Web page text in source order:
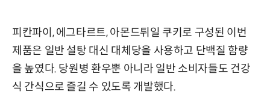
피칸파이, 에그타르트, 아몬드튀일 쿠키로 구성된 이번
제품은 일반 설탕 대신 대체당을 사용하고 단백질 함량
을 높였다. 당원병 환우뿐 아니라 일반 소비자들도 건강
식 간식으로 즐길 수 있도록 개발했다.